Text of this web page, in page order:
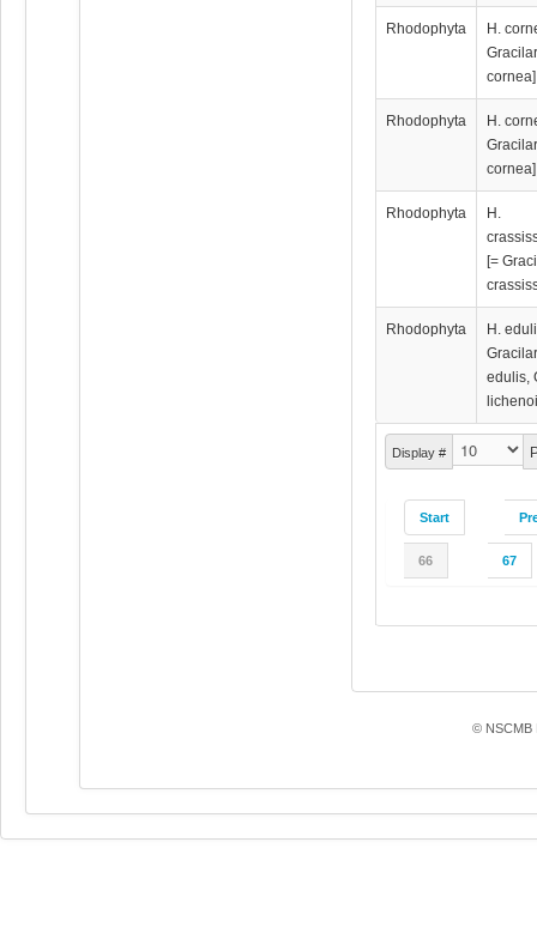
Display #
Start
66 67
Rhodophyta
H.
cornea]
Rhodophyta
H.
cornea]
Rhodophyta
H.
[=
Rhodophyta
H.
edulis,
© NSCMB